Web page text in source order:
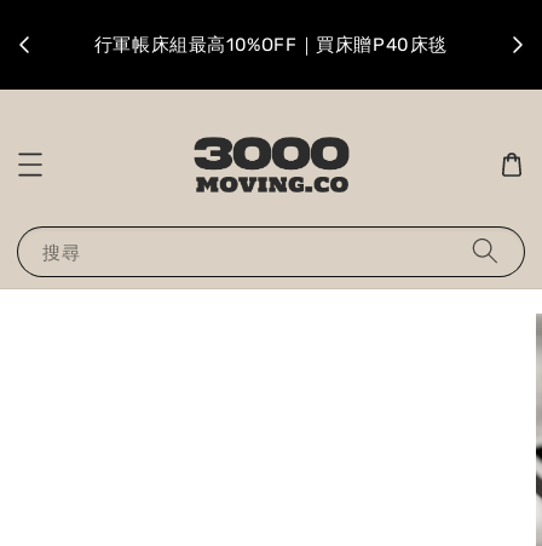
行軍帳床組最高10%OFF｜買床贈P40床毯
搜尋